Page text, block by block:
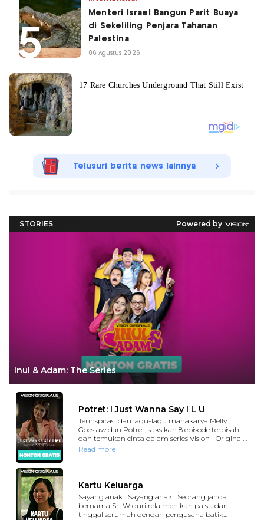
Menteri Israel Bangun Parit Buaya
di Sekeliling Penjara Tahanan
Palestina
06 Agustus 2026
Telusuri berita news lainnya